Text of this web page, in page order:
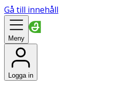
Gå till innehåll
Meny
Logga in